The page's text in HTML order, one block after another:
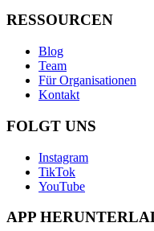
RESSOURCEN
Blog
Team
Für Organisationen
Kontakt
FOLGT UNS
Instagram
TikTok
YouTube
APP